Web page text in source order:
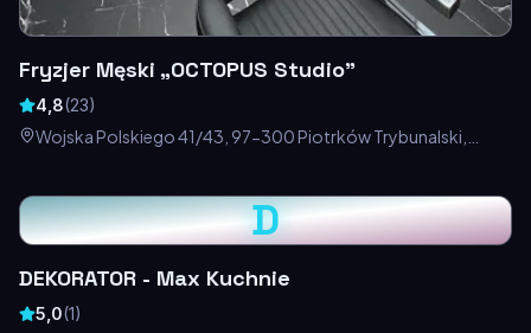
Fryzjer Męski „OCTOPUS Studio”
4,8(23)
Wojska Polskiego 41/43, 97-300 Piotrków Trybunalski,
D
DEKORATOR - Max Kuchnie
5,0(1)